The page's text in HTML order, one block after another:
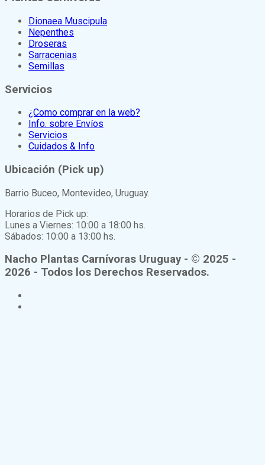
Dionaea Muscipula
Nepenthes
Droseras
Sarracenias
Semillas
Servicios
¿Como comprar en la web?
Info. sobre Envíos
Servicios
Cuidados & Info
Ubicación (Pick up)
Barrio Buceo, Montevideo, Uruguay.
Horarios de Pick up:
Lunes a Viernes: 10:00 a 18:00 hs.
Sábados: 10:00 a 13:00 hs.
Nacho Plantas Carnívoras Uruguay - © 2025 -
2026 - Todos los Derechos Reservados.